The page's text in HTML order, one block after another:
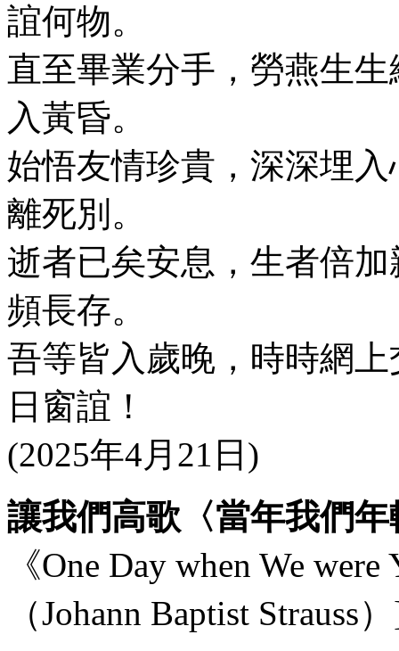
誼何物。
直至畢業分手，勞燕生
入黃昏。
始悟友情珍貴，深深埋
離死別。
逝者已矣安息，生者倍
頻長存。
吾等皆入歲晚，時時網
日窗誼！
(2025年4月21日)
讓我們高歌〈當年我們年
《One Day when We
（Johann Baptist Strauss